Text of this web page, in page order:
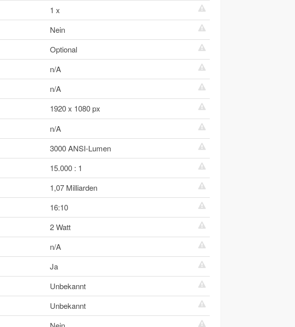
1 x
Nein
Optional
n/A
n/A
1920 x 1080 px
n/A
3000 ANSI-Lumen
15.000 : 1
1,07 Milliarden
16:10
2 Watt
n/A
Ja
Unbekannt
Unbekannt